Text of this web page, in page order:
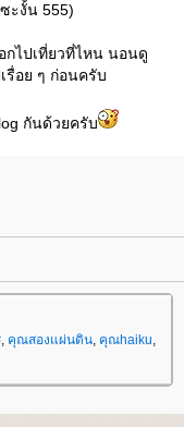
ะงั้น 555)
ไปเที่ยวที่ไหน นอนดู
รื่อย ๆ ก่อนครับ
กันด้วยครับ
, คุณสองแผ่นดิน, คุณhaiku,